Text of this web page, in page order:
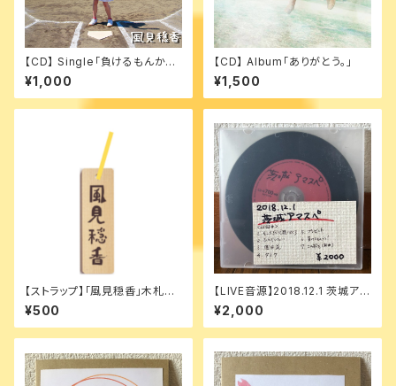
【CD】 Single「負けるもんか
っ！」
¥1,000
【CD】 Album「ありがとう。」
¥1,500
【ストラップ】「風見穏香」木札ス
トラップ
¥500
【LIVE音源】2018.12.1 茨城アマ
スペ
¥2,000